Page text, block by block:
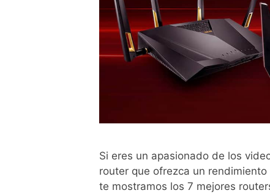
Si eres un apasionado de los
router que ofrezca un
te mostramos los 7 mejores